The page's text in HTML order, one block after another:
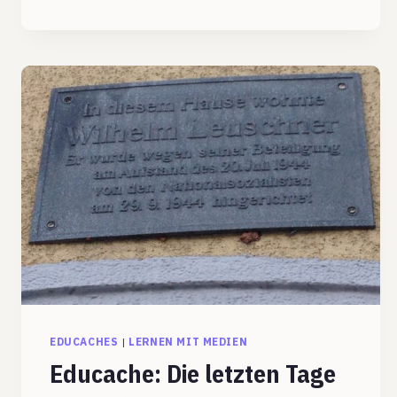
AUF
DEN
FALL
DER
MAUER
EDUCACHES | LERNEN MIT MEDIEN
Educache: Die letzten Tage